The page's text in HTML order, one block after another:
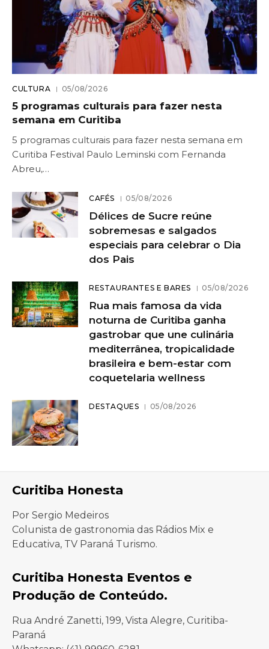
CULTURA 05/08/2026
5 programas culturais para fazer nesta
semana em Curitiba
5 programas culturais para fazer nesta semana em
Curitiba Festival Paulo Leminski com Fernanda
Abreu,…
CAFÉS 05/08/2026
Délices de Sucre reúne
sobremesas e salgados
especiais para celebrar o Dia
dos Pais
RESTAURANTES E BARES 05/08/2026
Rua mais famosa da vida
noturna de Curitiba ganha
gastrobar que une culinária
mediterrânea, tropicalidade
brasileira e bem-estar com
coquetelaria wellness
DESTAQUES 05/08/2026
Curitiba Honesta
Por Sergio Medeiros
Colunista de gastronomia das Rádios Mix e
Educativa, TV Paraná Turismo.
Curitiba Honesta Eventos e
Produção de Conteúdo.
Rua André Zanetti, 199, Vista Alegre, Curitiba-
Paraná